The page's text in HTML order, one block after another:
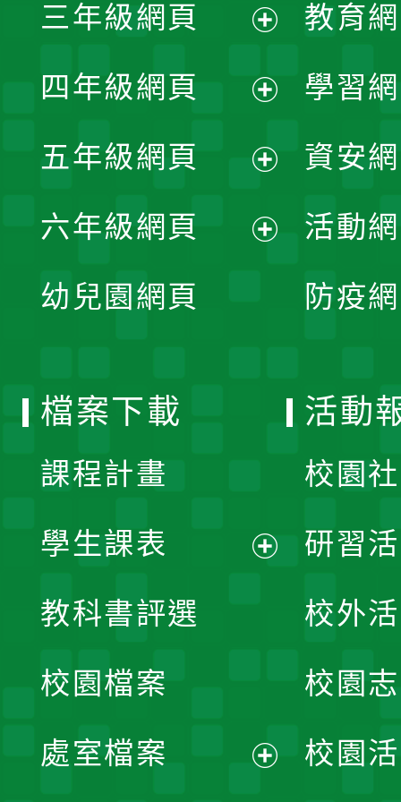
選
單
開
選
單
三年級網頁
開
選
單
四年級網頁
開
選
五年級網頁
開
六年級網頁
幼兒園網頁
教育
學習
資安
活動
防疫
檔案下載
課程計畫
學生課表
單
教科書評選
校園檔案
處室檔案
活動
校園
研習
校外
校園
校園